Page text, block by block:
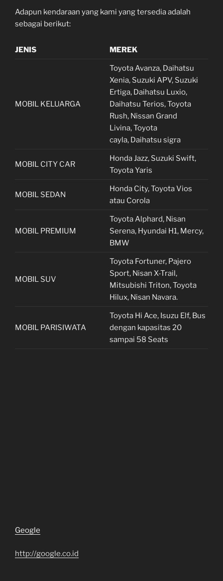
Adapun kendaraan yang kami yang tersedia adalah
sebagai berikut:
JENIS MEREK
MOBIL KELUARGA
Toyota Avanza, Daihatsu
Xenia, Suzuki APV, Suzuki
Ertiga, Daihatsu Luxio,
Daihatsu Terios, Toyota
Rush, Nissan Grand
Livina, Toyota
cayla, Daihatsu sigra
MOBIL CITY CAR
Honda Jazz, Suzuki Swift,
Toyota Yaris
MOBIL SEDAN
Honda City, Toyota Vios
atau Corola
MOBIL PREMIUM
Toyota Alphard, Nisan
Serena, Hyundai H1, Mercy,
BMW
MOBIL SUV
Toyota Fortuner, Pajero
Sport, Nisan X-Trail,
Mitsubishi Triton, Toyota
Hilux, Nisan Navara.
MOBIL PARISIWATA
Toyota Hi Ace, Isuzu Elf, Bus
dengan kapasitas 20
sampai 58 Seats
Geogle
http://google.co.id